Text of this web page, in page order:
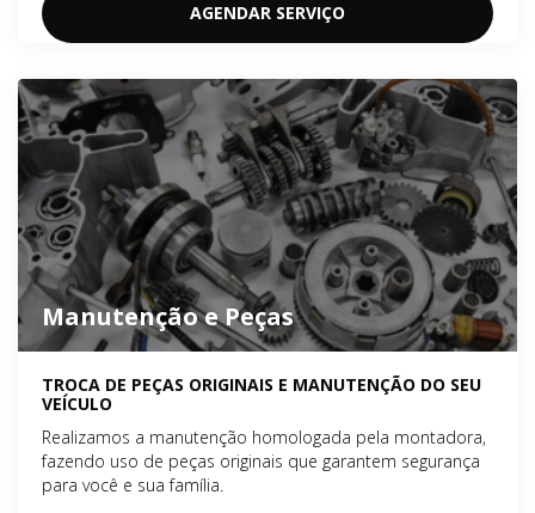
AGENDAR SERVIÇO
Manutenção e Peças
TROCA DE PEÇAS ORIGINAIS E MANUTENÇÃO DO SEU
VEÍCULO
Realizamos a manutenção homologada pela montadora,
fazendo uso de peças originais que garantem segurança
para você e sua família.